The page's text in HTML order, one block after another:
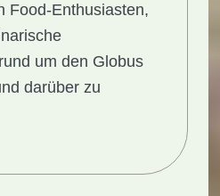
Food-Enthusiasten,
um den Globus
darüber zu